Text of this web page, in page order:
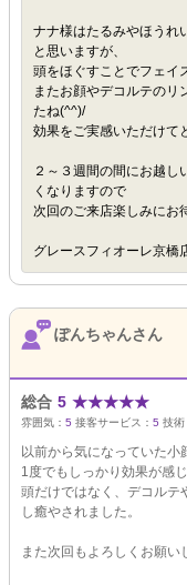
ナナ様はたるみやほうれ
と思いますが、
頭をほぐすことでフェイ
またお顔やデコルテのリ
たね(^^)/
効果をご実感いただけて
２～３週間の間にお越
くなりますので
次回のご来店楽しみにお
グレースフィオーレ京
ぽんちゃんさん
総合 5 ★★★★★
雰囲気： 5 接客サービス： 5 技術
以前から気になっていた小
1度でもしっかり効果が感
頭だけではなく、デコルテ
し癒やされました。
また次回もよろしくお願い